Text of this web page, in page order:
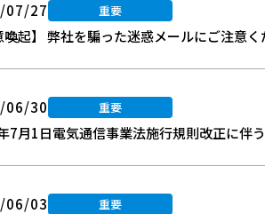
07/27 重要
喚起】 弊社を騙った迷惑メールにご注意く
06/30 重要
7月1日電気通信事業法施行規則改正に伴
06/03 重要